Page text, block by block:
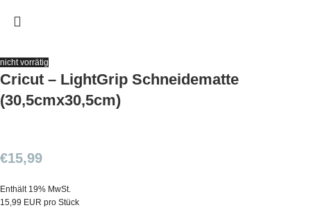
nicht vorrätig
Cricut – LightGrip Schneidematte
(30,5cmx30,5cm)
€15,99
Enthält 19% MwSt.
15,99 EUR pro Stück